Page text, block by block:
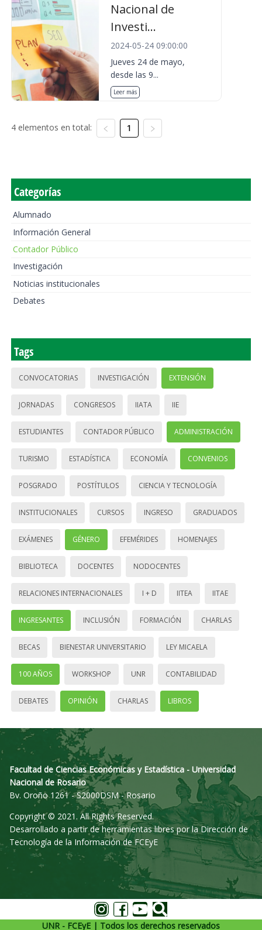
Nacional de
Investi...
2024-05-24 09:00:00
Jueves 24 de mayo,
desde las 9...
Leer más
4 elementos en total: 1
Categorías
Alumnado
Información General
Contador Público
Investigación
Noticias institucionales
Debates
Tags
CONVOCATORIAS INVESTIGACIÓN EXTENSIÓN
JORNADAS CONGRESOS IIATA IIE
ESTUDIANTES CONTADOR PÚBLICO ADMINISTRACIÓN
TURISMO ESTADÍSTICA ECONOMÍA CONVENIOS
POSGRADO POSTÍTULOS CIENCIA Y TECNOLOGÍA
INSTITUCIONALES CURSOS INGRESO GRADUADOS
EXÁMENES GÉNERO EFEMÉRIDES HOMENAJES
BIBLIOTECA DOCENTES NODOCENTES
RELACIONES INTERNACIONALES I + D IITEA IITAE
INGRESANTES INCLUSIÓN FORMACIÓN CHARLAS
BECAS BIENESTAR UNIVERSITARIO LEY MICAELA
100 AÑOS WORKSHOP UNR CONTABILIDAD
DEBATES OPINIÓN CHARLAS LIBROS
Facultad de Ciencias Económicas y Estadística - Universidad
Nacional de Rosario
Bv. Oroño 1261 - S2000DSM - Rosario
Copyright © 2021. All Rights Reserved.
Desarrollado a partir de herramientas libres por la Dirección de
Tecnología de la Información de FCEyE
UNR - FCEyE | Todos los derechos reservados